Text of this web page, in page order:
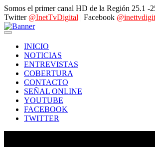
Somos el primer canal HD de la Región 25.1 -
Twitter @InetTvDigital | Facebook
INICIO
NOTICIAS
ENTREVISTAS
COBERTURA
CONTACTO
SEÑAL ONLINE
YOUTUBE
FACEBOOK
TWITTER